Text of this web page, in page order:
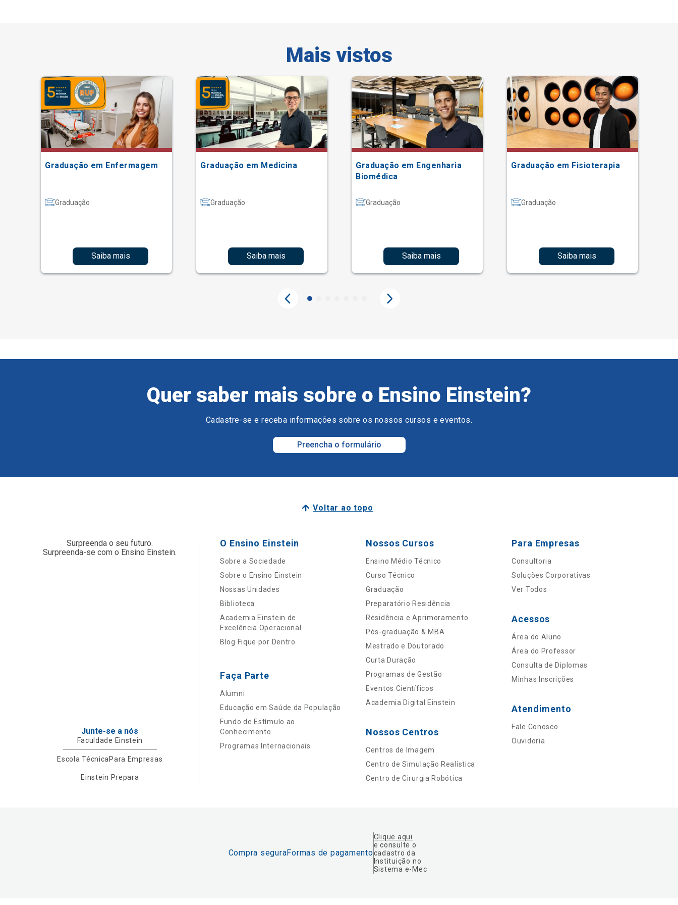
Mais vistos
Graduação em Enfermagem
Graduação
Saiba mais
Graduação em Medicina
Graduação
Saiba mais
Graduação em Engenharia
Biomédica
Graduação
Saiba mais
Graduação em Fisioterapia
Graduação
Saiba mais
Quer saber mais sobre o Ensino Einstein?
Cadastre-se e receba informações sobre os nossos cursos e eventos.
Preencha o formulário
Voltar ao topo
Surpreenda o seu futuro.
Surpreenda-se com o Ensino Einstein.
Junte-se a nós
Faculdade Einstein
Escola Técnica Para Empresas
Einstein Prepara
O Ensino Einstein
Sobre a Sociedade
Sobre o Ensino Einstein
Nossas Unidades
Biblioteca
Academia Einstein de
Excelência Operacional
Blog Fique por Dentro
Faça Parte
Alumni
Educação em Saúde da População
Fundo de Estímulo ao
Conhecimento
Programas Internacionais
Nossos Cursos
Ensino Médio Técnico
Curso Técnico
Graduação
Preparatório Residência
Residência e Aprimoramento
Pós-graduação & MBA
Mestrado e Doutorado
Curta Duração
Programas de Gestão
Eventos Científicos
Academia Digital Einstein
Nossos Centros
Centros de Imagem
Centro de Simulação Realística
Centro de Cirurgia Robótica
Para Empresas
Consultoria
Soluções Corporativas
Ver Todos
Acessos
Área do Aluno
Área do Professor
Consulta de Diplomas
Minhas Inscrições
Atendimento
Fale Conosco
Ouvidoria
Compra seguraFormas de pagamento
Clique aqui
e consulte o
cadastro da
Instituição no
Sistema e-Mec